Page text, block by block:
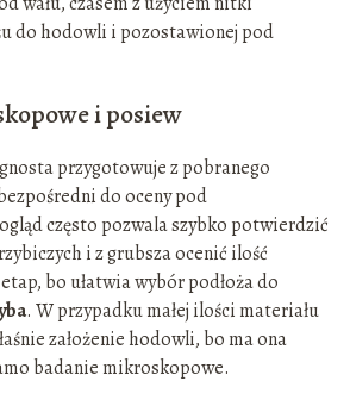
do hodowli i pozostawionej pod
i posiew
przygotowuje z pobranego
do oceny pod
często pozwala szybko potwierdzić
i z grubsza ocenić ilość
bo ułatwia wybór podłoża do
. W przypadku małej ilości materiału
założenie hodowli, bo ma ona
badanie mikroskopowe.